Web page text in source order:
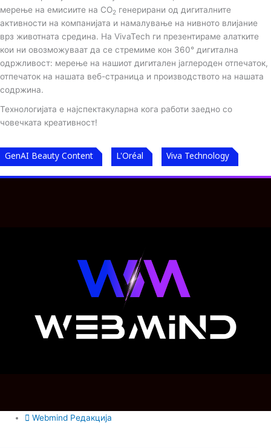
мерење на емисиите на CO2 генерирани од дигиталните
активности на компанијата и намалување на нивното влијание
врз животната средина. На VivaTech ги презентираме алатките
кои ни овозможуваат да се стремиме кон 360° дигитална
одржливост: мерење на нашиот дигитален јаглероден отпечаток,
отпечаток на нашата веб-страница и производството на нашата
содржина.
Технологијата е најспектакуларна кога работи заедно со
човечката креативност!
GenAI Beauty Content L'Oréal Viva Technology
Webmind Редакција